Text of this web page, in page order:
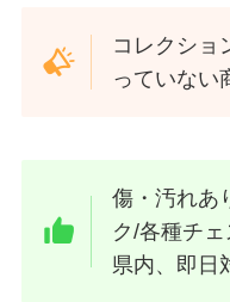
コレクショ
っていない
傷・汚れあ
ク/各種チ
県内、即日